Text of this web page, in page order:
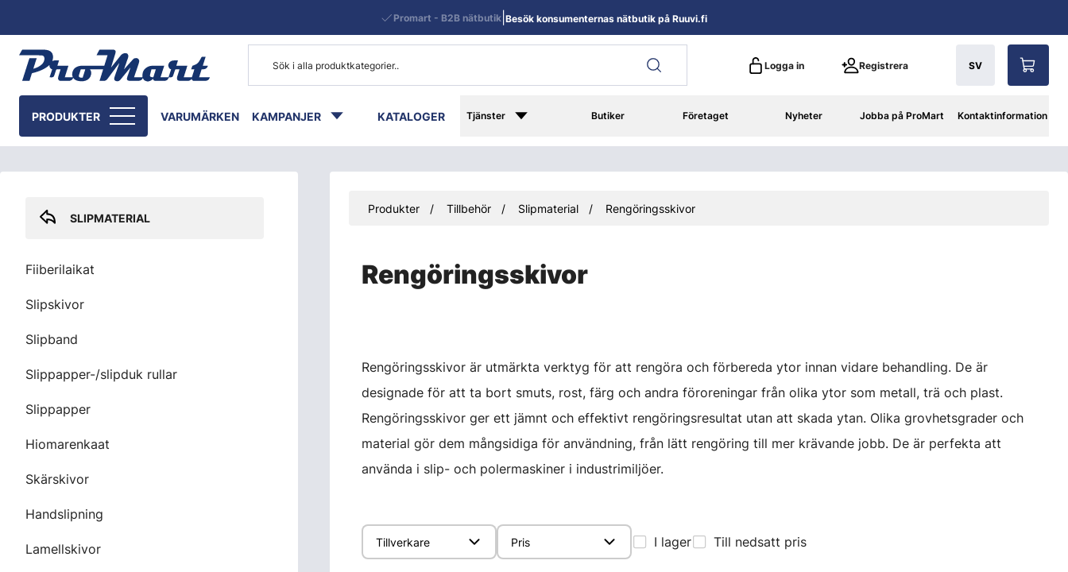
Logga in Registrera SV
PRODUKTER VARUMÄRKEN KAMPANJER KATALOGER Tjänster Butiker Företaget Nyheter Jobba på ProMart Kontaktinformation
Promart - B2B nätbutik Besök konsumenternas nätbutik på Ruuvi.fi
Produkter Tillbehör Slipmaterial Rengöringsskivor
Rengöringsskivor
Rengöringsskivor är utmärkta verktyg för att rengöra och förbereda ytor innan vidare behandling. De är
designade för att ta bort smuts, rost, färg och andra föroreningar från olika ytor som metall, trä och plast.
Rengöringsskivor ger ett jämnt och effektivt rengöringsresultat utan att skada ytan. Olika grovhetsgrader och
material gör dem mångsidiga för användning, från lätt rengöring till mer krävande jobb. De är perfekta att
använda i slip- och polermaskiner i industrimiljöer.
Tillverkare Pris I lager Till nedsatt pris
SLIPMATERIAL
Fiiberilaikat
Slipskivor
Slipband
Slippapper-/slipduk rullar
Slippapper
Hiomarenkaat
Skärskivor
Handslipning
Lamellskivor